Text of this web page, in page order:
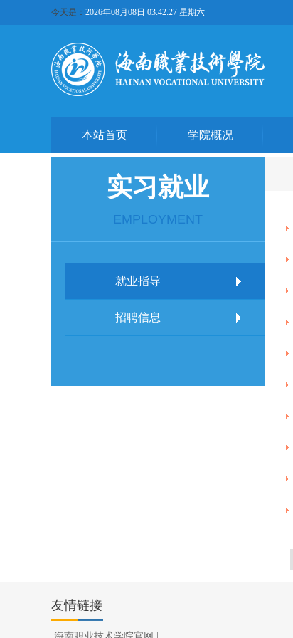
今天是： 2026年08月08日 03:42:27 星期六
本站首页 学院概况
实习就业
EMPLOYMENT
就业指导
招聘信息
友情链接